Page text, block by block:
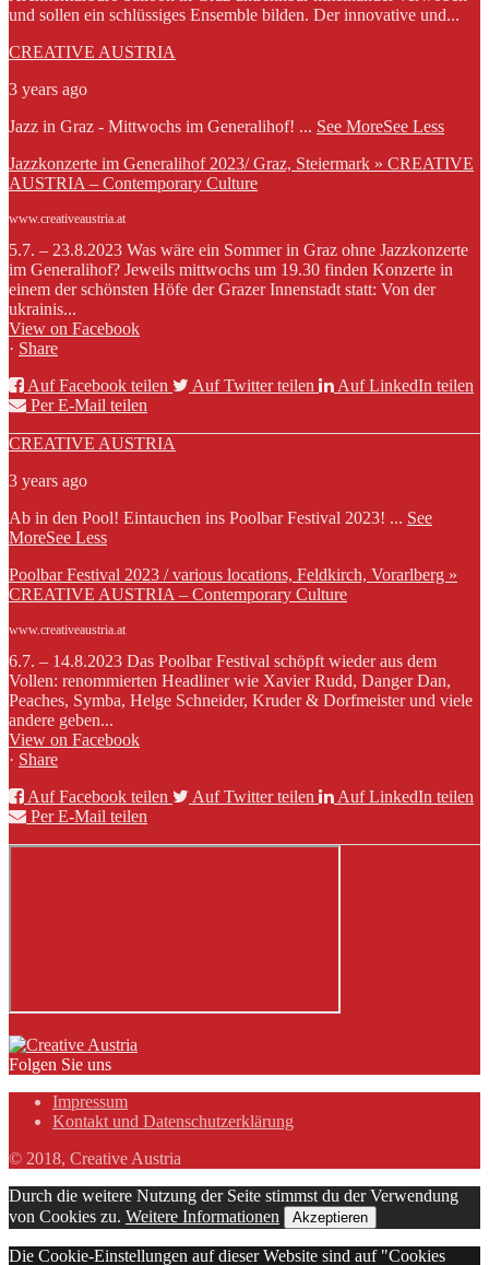
und sollen ein schlüssiges Ensemble bilden. Der innovative und...
CREATIVE AUSTRIA
3 years ago
Jazz in Graz - Mittwochs im Generalihof! ... See MoreSee Less
Jazzkonzerte im Generalihof 2023/ Graz, Steiermark » CREATIVE
AUSTRIA – Contemporary Culture
www.creativeaustria.at
5.7. – 23.8.2023 Was wäre ein Sommer in Graz ohne Jazzkonzerte
im Generalihof? Jeweils mittwochs um 19.30 finden Konzerte in
einem der schönsten Höfe der Grazer Innenstadt statt: Von der
ukrainis...
View on Facebook
· Share
Auf Facebook teilen
Auf Twitter teilen
Auf LinkedIn teilen
Per E-Mail teilen
CREATIVE AUSTRIA
3 years ago
Ab in den Pool! Eintauchen ins Poolbar Festival 2023! ... See
MoreSee Less
Poolbar Festival 2023 / various locations, Feldkirch, Vorarlberg »
CREATIVE AUSTRIA – Contemporary Culture
www.creativeaustria.at
6.7. – 14.8.2023 Das Poolbar Festival schöpft wieder aus dem
Vollen: renommierten Headliner wie Xavier Rudd, Danger Dan,
Peaches, Symba, Helge Schneider, Kruder & Dorfmeister und viele
andere geben...
View on Facebook
· Share
Auf Facebook teilen
Auf Twitter teilen
Auf LinkedIn teilen
Per E-Mail teilen
Folgen Sie uns
Impressum
Kontakt und Datenschutzerklärung
© 2018, Creative Austria
Durch die weitere Nutzung der Seite stimmst du der Verwendung
von Cookies zu. Weitere Informationen Akzeptieren
Die Cookie-Einstellungen auf dieser Website sind auf "Cookies